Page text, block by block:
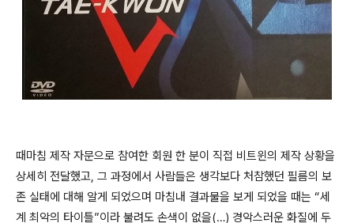
때마침 제작 자문으로 참여한 회원 한 분이 직접 비트윈의 제작 상황을
상세히 전달했고, 그 과정에서 사람들은 생각보다 처참했던 필름의 보
존 실태에 대해 알게 되었으며 마침내 결과물을 보게 되었을 때는 “세
계 최악의 타이틀”이라 불려도 손색이 없을(…) 경악스러운 화질에 두